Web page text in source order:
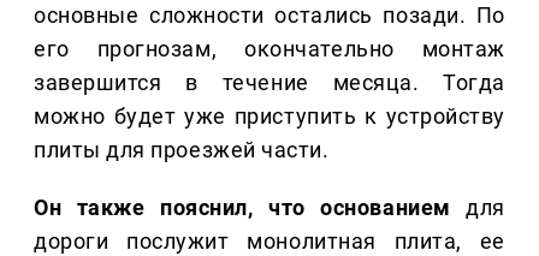
основные сложности остались позади. По
его прогнозам, окончательно монтаж
завершится в течение месяца. Тогда
можно будет уже приступить к устройству
плиты для проезжей части.
Он также пояснил, что основанием для
дороги послужит монолитная плита, ее